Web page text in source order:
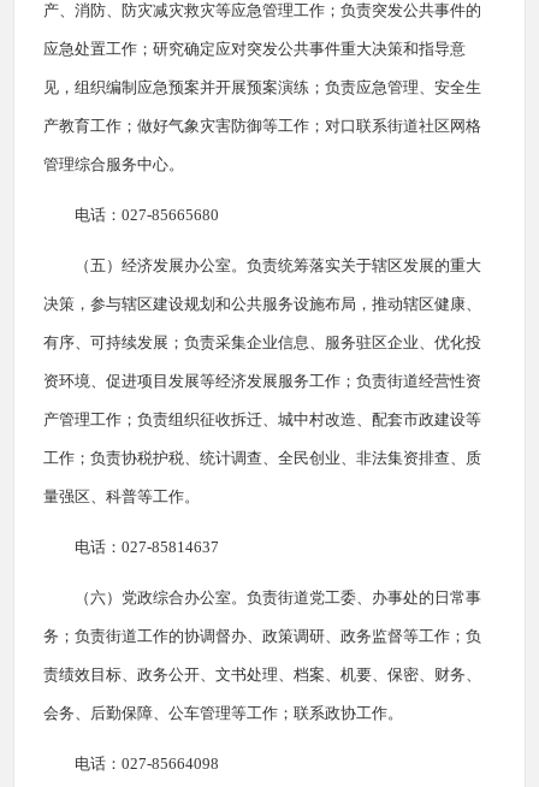
产、消防、防灾减灾救灾等应急管理工作；负责突发公共事件的
应急处置工作；研究确定应对突发公共事件重大决策和指导意
见，组织编制应急预案并开展预案演练；负责应急管理、安全生
产教育工作；做好气象灾害防御等工作；对口联系街道社区网格
管理综合服务中心。
电话：027-85665680
（五）经济发展办公室。负责统筹落实关于辖区发展的重大
决策，参与辖区建设规划和公共服务设施布局，推动辖区健康、
有序、可持续发展；负责采集企业信息、服务驻区企业、优化投
资环境、促进项目发展等经济发展服务工作；负责街道经营性资
产管理工作；负责组织征收拆迁、城中村改造、配套市政建设等
工作；负责协税护税、统计调查、全民创业、非法集资排查、质
量强区、科普等工作。
电话：027-85814637
（六）党政综合办公室。负责街道党工委、办事处的日常事
务；负责街道工作的协调督办、政策调研、政务监督等工作；负
责绩效目标、政务公开、文书处理、档案、机要、保密、财务、
会务、后勤保障、公车管理等工作；联系政协工作。
电话：027-85664098